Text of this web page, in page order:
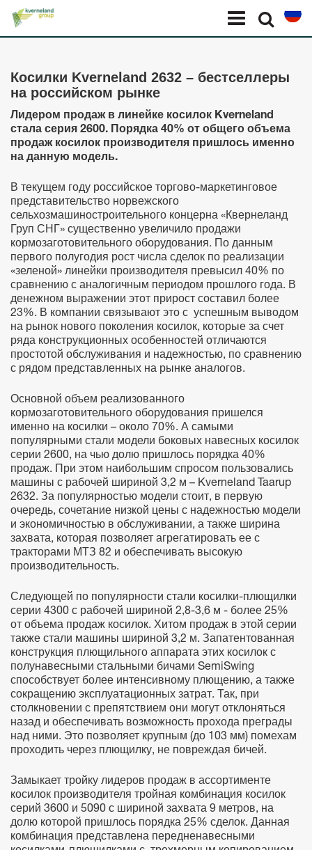
Select
Menu
Косилки Kverneland 2632 – бестселлеры
на российском рынке
Лидером продаж в линейке косилок Kverneland
стала серия 2600. Порядка 40% от общего объема
продаж косилок производителя пришлось именно
на данную модель.
В текущем году российское торгово-маркетинговое
представительство норвежского
сельхозмашиностроительного концерна «Квернеланд
Груп СНГ» существенно увеличило продажи
кормозаготовительного оборудования. По данным
первого полугодия рост числа сделок по реализации
«зеленой» линейки производителя превысил 40% по
сравнению с аналогичным периодом прошлого года. В
денежном выражении этот прирост составил более
23%. В компании связывают это с успешным выводом
на рынок нового поколения косилок, которые за счет
ряда конструкционных особенностей отличаются
простотой обслуживания и надежностью, по сравнению
с рядом представленных на рынке аналогов.
Основной объем реализованного
кормозаготовительного оборудования пришелся
именно на косилки – около 70%. А самыми
популярными стали модели боковых навесных косилок
серии 2600, на чью долю пришлось порядка 40%
продаж. При этом наибольшим спросом пользовались
машины с рабочей шириной 3,2 м – Kverneland Taarup
2632. За популярностью модели стоит, в первую
очередь, сочетание низкой цены с надежностью модели
и экономичностью в обслуживании, а также ширина
захвата, которая позволяет агрегатировать ее с
тракторами МТЗ 82 и обеспечивать высокую
производительность.
Следующей по популярности стали косилки-плющилки
серии 4300 с рабочей шириной 2,8-3,6 м - более 25%
от объема продаж косилок. Хитом продаж в этой серии
также стали машины шириной 3,2 м. Запатентованная
конструкция плющильного аппарата этих косилок с
полунавесными стальными бичами SemiSwing
способствует более интенсивному плющению, а также
сокращению эксплуатационных затрат. Так, при
столкновении с препятствием они могут отклоняться
назад и обеспечивать возможность прохода преграды
над ними. Это позволяет крупным (до 103 мм) помехам
проходить через плющилку, не повреждая бичей.
Замыкает тройку лидеров продаж в ассортименте
косилок производителя тройная комбинация косилок
серий 3600 и 5090 с шириной захвата 9 метров, на
долю которой пришлось порядка 25% сделок. Данная
комбинация представлена передненавесными
Панель управления cookies